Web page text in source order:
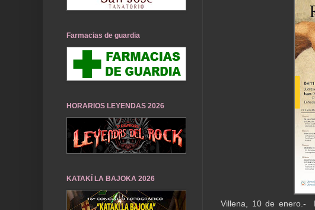
Villena, 10 de enero.-
Farmacias de guardia
HORARIOS LEYENDAS 2026
KATAKÍ LA BAJOKA 2026